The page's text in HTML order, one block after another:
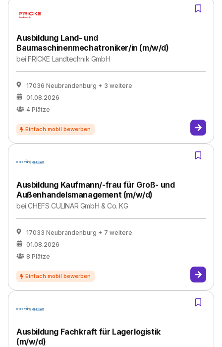
Ausbildung Land- und
Baumaschinenmechatroniker/in (m/w/d)
beiFRICKE Landtechnik GmbH
17036 Neubrandenburg + 3 weitere
01.08.2026
4 Plätze
Ausbildung Kaufmann/-frau für Groß- und
Außenhandelsmanagement (m/w/d)
beiCHEFS CULINAR GmbH & Co. KG
17033 Neubrandenburg + 7 weitere
01.08.2026
8 Plätze
Ausbildung Fachkraft für Lagerlogistik
(m/w/d)